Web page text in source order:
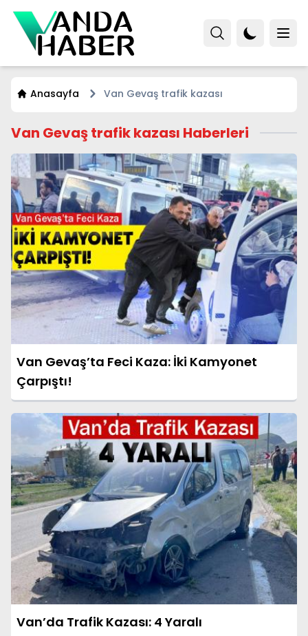
Anasayfa Van Gevaş trafik kazası
Van Gevaş trafik kazası Haberleri
Van Gevaş’ta Feci Kaza: İki Kamyonet
Çarpıştı!
Van’da Trafik Kazası: 4 Yaralı